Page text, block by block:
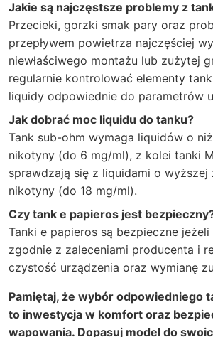
Jakie są najczęstsze problemy z
Przecieki, gorzki smak pary oraz
przepływem powietrza najczęściej
niewłaściwego montażu lub zużytej
regularnie kontrolować elementy
liquidy odpowiednie do parametrów
Jak dobrać moc liquidu do tanku?
Tank sub-ohm wymaga liquidów o
nikotyny (do 6 mg/ml), z kolei tanki
sprawdzają się z liquidami o wyższej
nikotyny (do 18 mg/ml).
Czy tank e papieros jest
Tanki e papieros są bezpieczne
zgodnie z zaleceniami producenta i
czystość urządzenia oraz wymianę
Pamiętaj, że wybór odpowiedniego
to inwestycja w komfort oraz
wapowania. Dopasuj model do